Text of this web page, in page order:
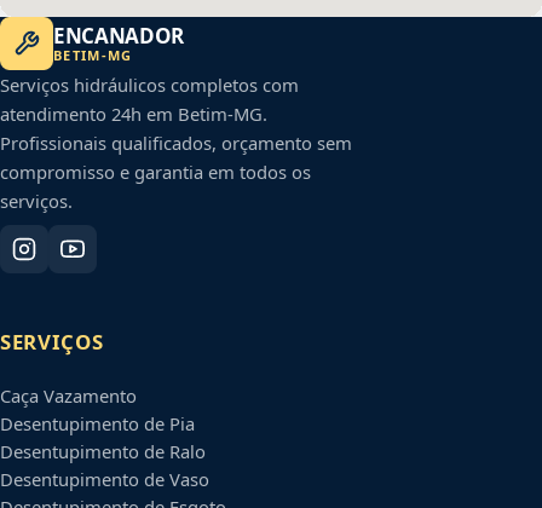
ENCANADOR
BETIM-MG
Serviços hidráulicos completos com
atendimento 24h em Betim-MG.
Profissionais qualificados, orçamento sem
compromisso e garantia em todos os
serviços.
SERVIÇOS
Caça Vazamento
Desentupimento de Pia
Desentupimento de Ralo
Desentupimento de Vaso